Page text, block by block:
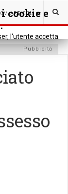
cookie e
l'utente accetta.
ARTICOLI
Pubbicità